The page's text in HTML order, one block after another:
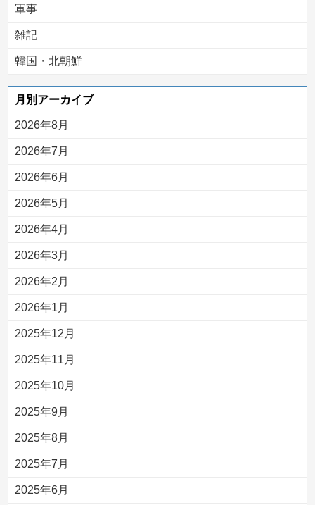
軍事
雑記
韓国・北朝鮮
月別アーカイブ
2026年8月
2026年7月
2026年6月
2026年5月
2026年4月
2026年3月
2026年2月
2026年1月
2025年12月
2025年11月
2025年10月
2025年9月
2025年8月
2025年7月
2025年6月